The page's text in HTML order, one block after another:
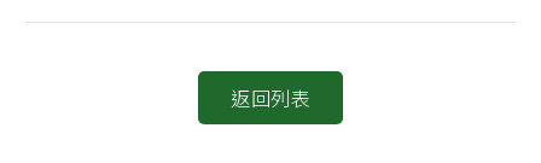
返回列表